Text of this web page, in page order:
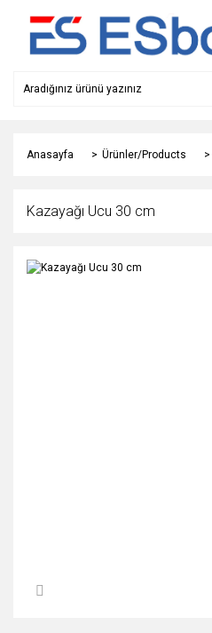
Anasayfa Ürünler/Products
Kazayağı Ucu 30 cm